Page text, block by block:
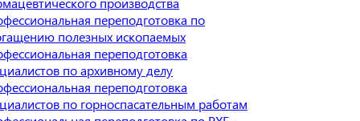
переподготовка по
полезных ископаемых
переподготовка
по архивному делу
переподготовка
по горноспасательным работам